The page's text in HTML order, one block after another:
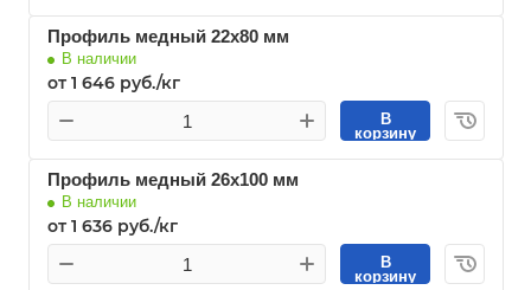
Профиль медный 22х80 мм
В наличии
от 1 646 руб./кг
В
корзину
Профиль медный 26х100 мм
В наличии
от 1 636 руб./кг
В
корзину